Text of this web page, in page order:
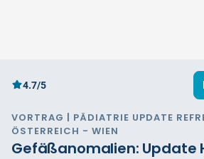
4.7/5
VORTRAG | PÄDIATRIE UPDATE
ÖSTERREICH - WIEN
Gefäßanomalien: Update